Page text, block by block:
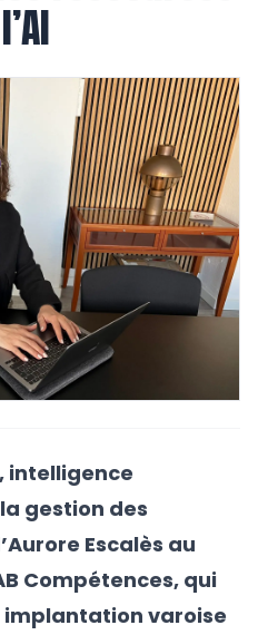
intelligence
gestion des
Escalès au
Compétences, qui
varoise